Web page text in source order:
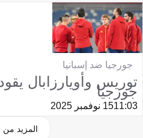
جورجيا ضد إسبانيا
توريس وأويارزابال
جورجيا
11:0315 نوفمبر 2025
المزيد من